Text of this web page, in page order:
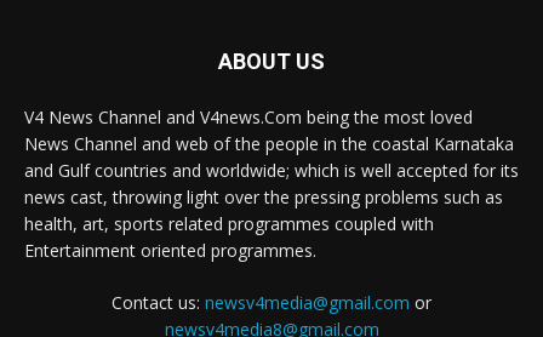
ABOUT US
V4 News Channel and V4news.Com being the most loved
News Channel and web of the people in the coastal Karnataka
and Gulf countries and worldwide; which is well accepted for its
news cast, throwing light over the pressing problems such as
health, art, sports related programmes coupled with
Entertainment oriented programmes.
Contact us: newsv4media@gmail.com or
newsv4media8@gmail.com